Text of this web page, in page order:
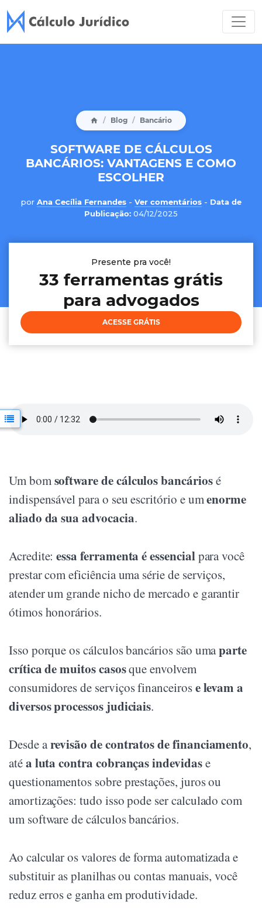
Blog Bancário
SOFTWARE DE CÁLCULOS
BANCÁRIOS: VANTAGENS E COMO
ESCOLHER
por Ana Cecília Fernandes- Ver comentários - Data de
Publicação: 04/12/2025
Presente pra você!
33 ferramentas grátis
para advogados
ACESSE GRÁTIS
Um bom software de cálculos bancáriosé
indispensável para o seu escritório e umenorme
aliado da sua advocacia.
Acredite:essa ferramenta é essencialpara você
prestar com eficiência uma série de serviços,
atender um grande nicho de mercado e garantir
ótimos honorários.
Isso porque os cálculos bancários são umaparte
crítica de muitos casosque envolvem
consumidores de serviços financeirose levam a
diversos processos judiciais.
Desde arevisão de contratos de financiamento,
atéa luta contra cobranças indevidase
questionamentos sobre prestações, juros ou
amortizações: tudo isso pode ser calculado com
um software de cálculos bancários.
Ao calcular os valores de forma automatizada e
substituir as planilhas ou contas manuais, você
reduz erros e ganha em produtividade.